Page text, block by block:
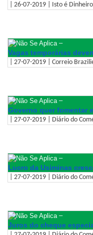
| 26-07-2019 | Isto é
–
Vagas temporárias
| 27-07-2019 | Correio
–
Governo quer fomentar
| 27-07-2019 | Diário do
–
Lucro da Usiminas
| 27-07-2019 | Diário do
–
Juros do cheque